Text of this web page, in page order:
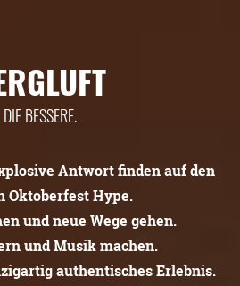
DIE BESSERE.
Antwort finden auf den
Oktoberfest Hype.
und neue Wege gehen.
und Musik machen.
authentisches Erlebnis.